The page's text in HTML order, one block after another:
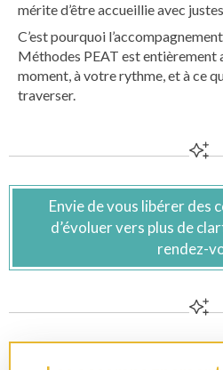
mérite d’être accueillie avec
C’est pourquoi
Méthodes PEAT est entièrement
moment, à votre rythme, et à ce
traverser.
Envie de vous libérer des
d’évoluer vers plus de
rendez-